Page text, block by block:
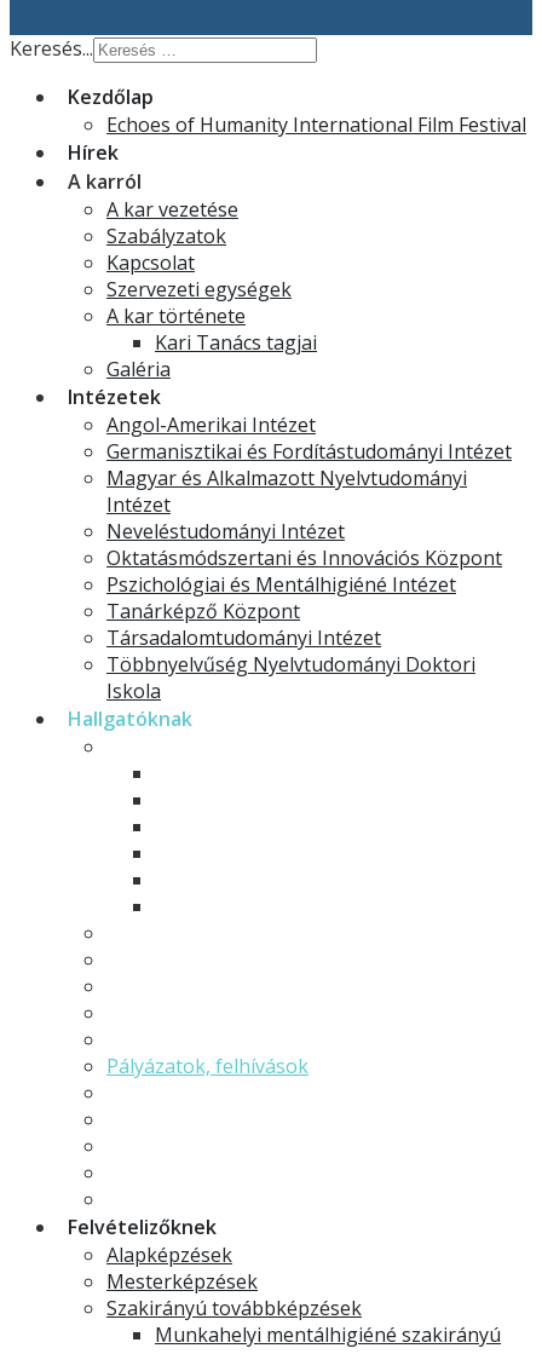
Keresés...
Kezdőlap
Echoes of Humanity International Film Festival
Hírek
A karról
A kar vezetése
Szabályzatok
Kapcsolat
Szervezeti egységek
A kar története
Kari Tanács tagjai
Galéria
Intézetek
Angol-Amerikai Intézet
Germanisztikai és Fordítástudományi Intézet
Magyar és Alkalmazott Nyelvtudományi
Intézet
Neveléstudományi Intézet
Oktatásmódszertani és Innovációs Központ
Pszichológiai és Mentálhigiéné Intézet
Tanárképző Központ
Társadalomtudományi Intézet
Többnyelvűség Nyelvtudományi Doktori
Iskola
Hallgatóknak
Pályázatok, felhívások
Felvételizőknek
Alapképzések
Mesterképzések
Szakirányú továbbképzések
Munkahelyi mentálhigiéné szakirányú